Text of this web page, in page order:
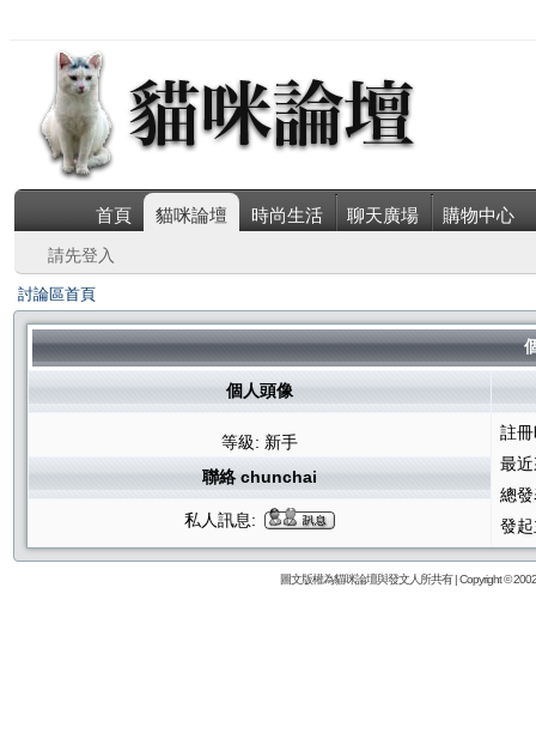
首頁 貓咪論壇 時尚生活 聊天廣場 購物中心
請先登入
討論區首頁
個人頭像
等級: 新手
註
最
總
發
聯絡 chunchai
私人訊息:
圖文版權為貓咪論壇與發文人所共有 | Copyright ©